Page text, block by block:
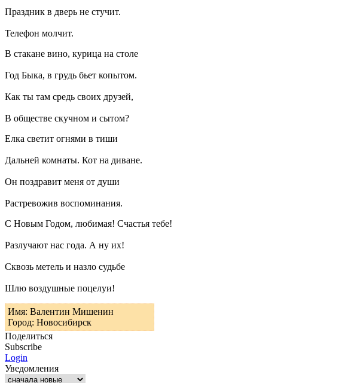
Праздник в дверь не стучит.
Телефон молчит.
В стакане вино, курица на столе
Год Быка, в грудь бьет копытом.
Как ты там средь своих друзей,
В обществе скучном и сытом?
Елка светит огнями в тиши
Дальней комнаты. Кот на диване.
Он поздравит меня от души
Растревожив воспоминания.
С Новым Годом, любимая! Счастья тебе!
Разлучают нас года. А ну их!
Сквозь метель и назло судьбе
Шлю воздушные поцелуи!
Имя: Валентин Мишенин
Город: Новосибирск
Поделиться
Subscribe
Login
Уведомления